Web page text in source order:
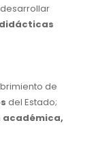
de
del Estado;
académica,